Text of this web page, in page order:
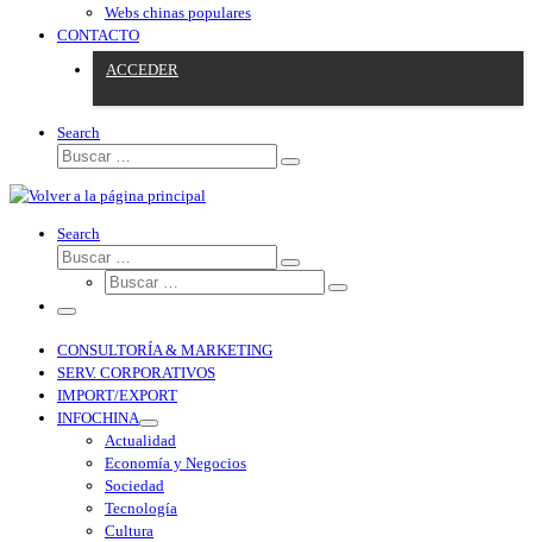
Webs chinas populares
CONTACTO
ACCEDER
Search
Search
CONSULTORÍA & MARKETING
SERV. CORPORATIVOS
IMPORT/EXPORT
INFOCHINA
Actualidad
Economía y Negocios
Sociedad
Tecnología
Cultura